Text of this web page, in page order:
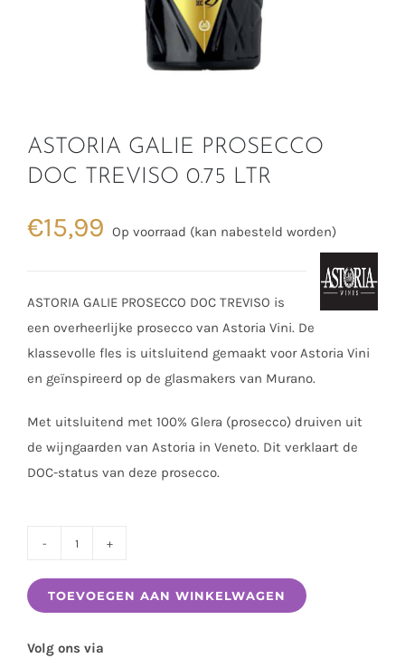
ASTORIA GALIE PROSECCO
DOC TREVISO 0.75 LTR
€15,99 Op voorraad (kan nabesteld worden)
ASTORIA GALIE PROSECCO DOC TREVISO is
een overheerlijke prosecco van Astoria Vini. De
klassevolle fles is uitsluitend gemaakt voor Astoria Vini
en geïnspireerd op de glasmakers van Murano.
Met uitsluitend met 100% Glera (prosecco) druiven uit
de wijngaarden van Astoria in Veneto. Dit verklaart de
DOC-status van deze prosecco.
GALIE
PROSECCO
TOEVOEGEN AAN WINKELWAGEN
Volg ons via